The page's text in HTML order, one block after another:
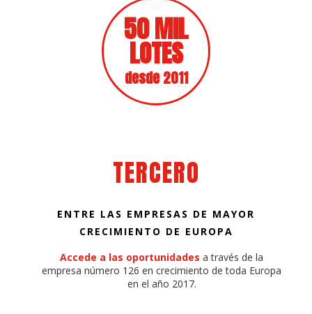
50 MIL
LOTES
desde 2011
TERCERO
ENTRE LAS EMPRESAS DE MAYOR
CRECIMIENTO DE EUROPA
Accede a las oportunidades a través de la
empresa número 126 en crecimiento de toda Europa
en el año 2017.